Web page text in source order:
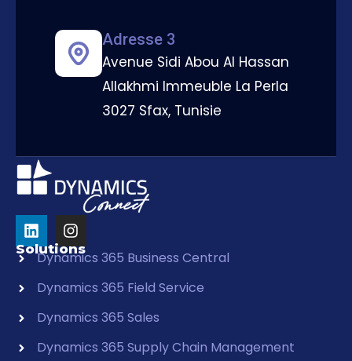
Adresse 3
Avenue Sidi Abou Al Hassan
Allakhmi Immeuble La Perla
3027 Sfax, Tunisie
Solutions
Dynamics 365 Business Central
Dynamics 365 Field Service
Dynamics 365 Sales
Dynamics 365 Supply Chain Management